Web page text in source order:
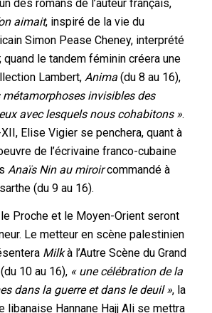
des romans de l’auteur français,
aimait, inspiré de la vie du
Simon Pease Cheney, interprété
quand le tandem féminin créera une
Lambert, Anima (du 8 au 16),
métamorphoses invisibles des
avec lesquels nous cohabitons ».
Elise Vigier se penchera, quant à
de l’écrivaine franco-cubaine
Anaïs Nin au miroircommandé à
(du 9 au 16).
Proche et le Moyen-Orient seront
Le metteur en scène palestinien
Milkà l’Autre Scène du Grand
10 au 16), « une célébration de la
dans la guerre et dans le deuil », la
libanaise Hannane Hajj Ali se mettra